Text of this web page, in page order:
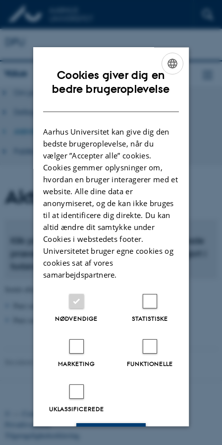
Value
Om projektet
Deltagere fra DPU
Aktiviteter
Publikationer
Aktiviteter
Klik på de enkelte aktiviteter for at downloade
præsentationer og publikationer offentliggjort i
forbindelse med aktiviteten.
Pure serveren er ikke tilgængelig lige nu.
Pure serveren er ikke tilgængelig lige nu.
Revideret 12.01.2026-Knud Holt Nielsen
Cookies på au.dk
Privatlivspolitik
ENGLISH
Cookies giver dig en
bedre brugeroplevelse
Aarhus Universitet kan give dig den
bedste brugeroplevelse, når du
vælger ”Accepter alle” cookies.
Cookies gemmer oplysninger om,
hvordan en bruger interagerer med et
website. Alle dine data er
anonymiseret, og de kan ikke bruges
til at identificere dig direkte. Du kan
altid ændre dit samtykke under
Cookies i webstedets footer.
Universitetet bruger egne cookies og
cookies sat af vores
samarbejdspartnere.
NØDVENDIGE STATISTISKE
MARKETING FUNKTIONELLE
UKLASSIFICEREDE